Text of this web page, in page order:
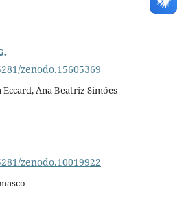
zenodo.15605369
Ana Beatriz Simões
zenodo.10019922